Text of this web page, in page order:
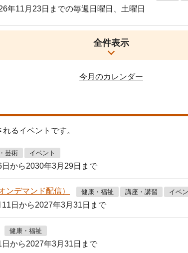
年11月23日までの毎週日曜日、土曜日
全件表示
今月のカレンダー
るイベントです。
芸術
イベント
から2030年3月29日まで
ンデマンド配信） 健康・福祉 講座・講習
イベ
日から2027年3月31日まで
健康・福祉
から2027年3月31日まで